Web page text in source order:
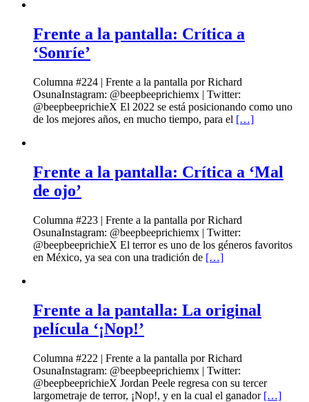
Frente a la pantalla: Crítica a
‘Sonríe’
Columna #224 | Frente a la pantalla por Richard
OsunaInstagram: @beepbeeprichiemx | Twitter:
@beepbeeprichieX El 2022 se está posicionando como uno
de los mejores años, en mucho tiempo, para el […]
Frente a la pantalla: Crítica a ‘Mal
de ojo’
Columna #223 | Frente a la pantalla por Richard
OsunaInstagram: @beepbeeprichiemx | Twitter:
@beepbeeprichieX El terror es uno de los géneros favoritos
en México, ya sea con una tradición de […]
Frente a la pantalla: La original
película ‘¡Nop!’
Columna #222 | Frente a la pantalla por Richard
OsunaInstagram: @beepbeeprichiemx | Twitter:
@beepbeeprichieX Jordan Peele regresa con su tercer
largometraje de terror, ¡Nop!, y en la cual el ganador […]